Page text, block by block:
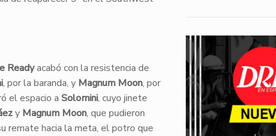
Readyacabó con la resistencia de
, por la baranda, y Magnum Moon, por
el espacio a Solomini, cuyo jinete
y Magnum Moon, que pudieron
remate hacia la meta, el potro que